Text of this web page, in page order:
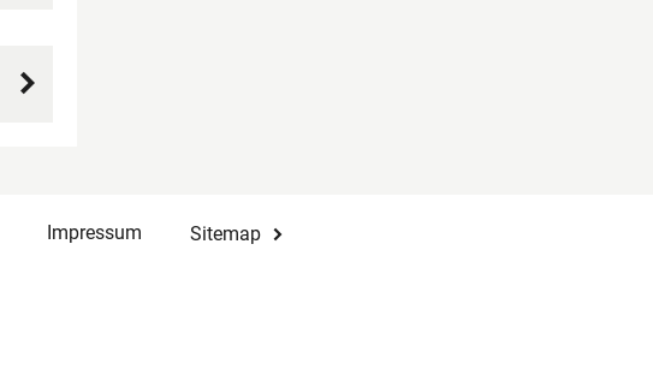
Impressum Sitemap